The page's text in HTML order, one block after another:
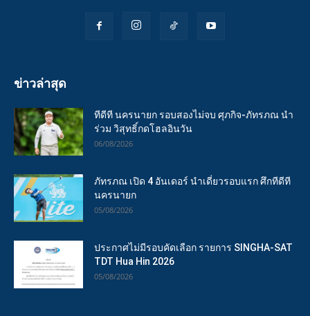
ข่าวล่าสุด
ทีดีที นครนายก รอบสองไม่จบ ศุภกิจ-ภัทรภณ นำ
ร่วม วิสุทธิ์กดโฮลอินวัน
06/08/2026
ภัทรภณ เปิด 4 อันเดอร์ นำเดี่ยวรอบแรก ศึกทีดีที
นครนายก
05/08/2026
ประกาศไม่มีรอบคัดเลือก รายการ SINGHA-SAT
TDT Hua Hin 2026
05/08/2026